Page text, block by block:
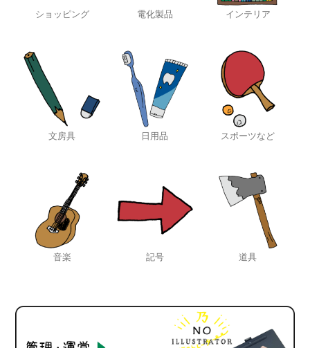
ショッピング 電化製品 インテリア
文房具 日用品 スポーツなど
音楽 記号 道具